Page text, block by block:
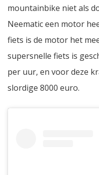
mountainbike niet als
Neematic een motor
fiets is de motor het
supersnelle fiets is
per uur, en voor deze
slordige 8000 euro.